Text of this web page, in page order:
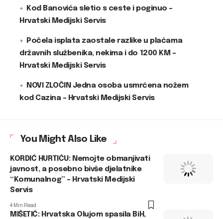
Kod Banovića sletio s ceste i poginuo –
Hrvatski Medijski Servis
Počela isplata zaostale razlike u plaćama
državnih službenika, nekima i do 1200 KM –
Hrvatski Medijski Servis
NOVI ZLOČIN Jedna osoba usmrćena nožem
kod Cazina – Hrvatski Medijski Servis
You Might Also Like
KORDIĆ HURTIĆU: Nemojte obmanjivati
javnost, a posebno bivše djelatnike
“Komunalnog” – Hrvatski Medijski
Servis
4 Min Read
MIŠETIĆ: Hrvatska Olujom spasila BiH,